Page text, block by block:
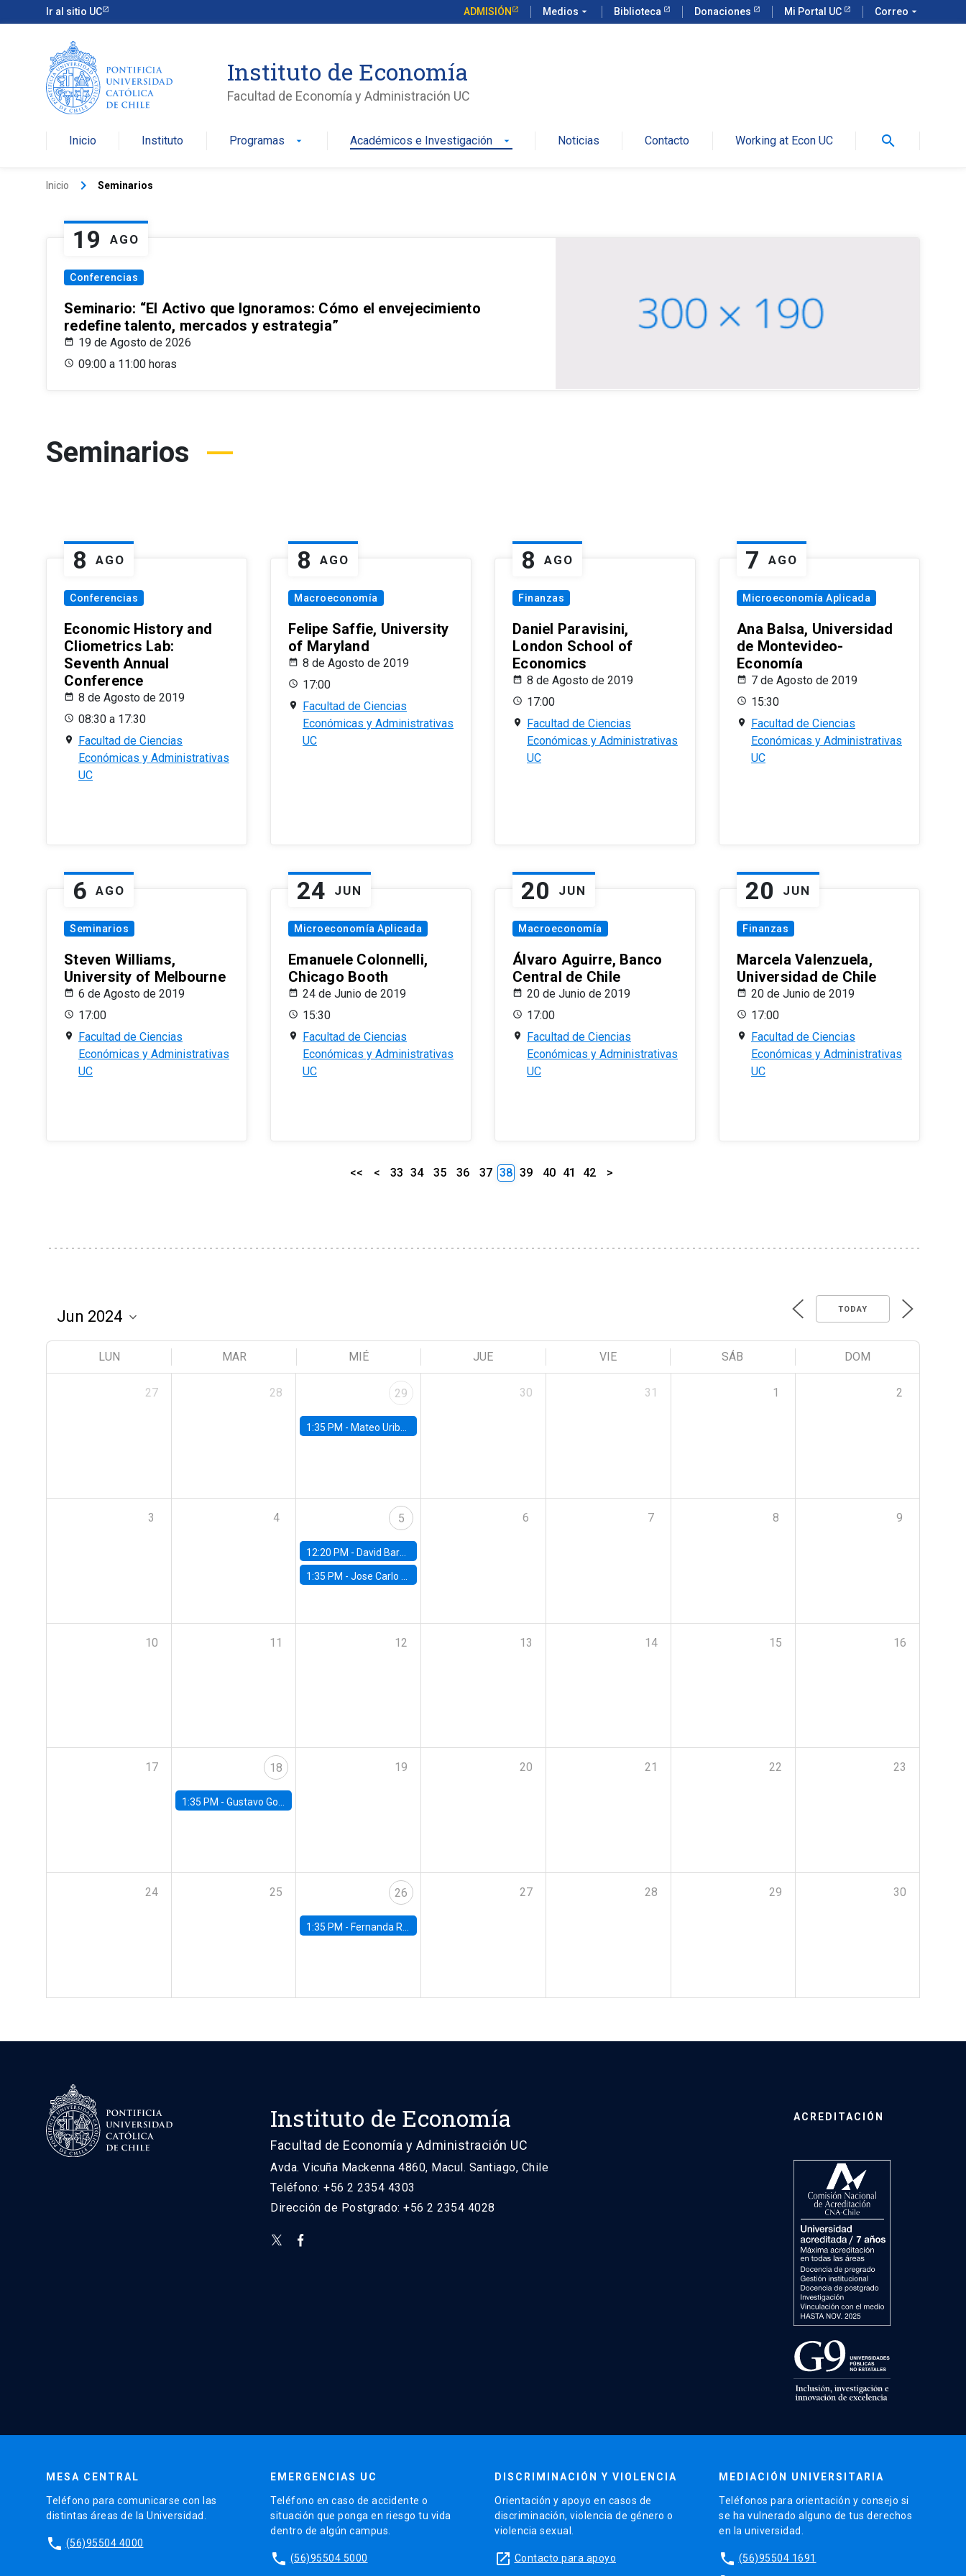
Ir al sitio UC ADMISIÓN Medios arrow_drop_down Biblioteca Donaciones Mi Portal UC Correo arrow_drop_down
Instituto de Economía
Facultad de Economía y Administración UC
Inicio Instituto Programas arrow_drop_down Académicos e Investigación arrow_drop_down Noticias Contacto Working at Econ UC search
Inicio keyboard_arrow_right Seminarios
19 AGO
Conferencias
Seminario: “El Activo que Ignoramos: Cómo el envejecimiento
redefine talento, mercados y estrategia”
19 de Agosto de 2026
09:00 a 11:00 horas
Seminarios
8 AGO
Conferencias
Economic History and
Cliometrics Lab:
Seventh Annual
Conference
8 de Agosto de 2019
08:30 a 17:30
Facultad de Ciencias
Económicas y Administrativas
UC
8 AGO
Macroeconomía
Felipe Saffie, University
of Maryland
8 de Agosto de 2019
17:00
Facultad de Ciencias
Económicas y Administrativas
UC
8 AGO
Finanzas
Daniel Paravisini,
London School of
Economics
8 de Agosto de 2019
17:00
Facultad de Ciencias
Económicas y Administrativas
UC
7 AGO
Microeconomía Aplicada
Ana Balsa, Universidad
de Montevideo-
Economía
7 de Agosto de 2019
15:30
Facultad de Ciencias
Económicas y Administrativas
UC
6 AGO
Seminarios
Steven Williams,
University of Melbourne
6 de Agosto de 2019
17:00
Facultad de Ciencias
Económicas y Administrativas
UC
24 JUN
Microeconomía Aplicada
Emanuele Colonnelli,
Chicago Booth
24 de Junio de 2019
15:30
Facultad de Ciencias
Económicas y Administrativas
UC
20 JUN
Macroeconomía
Álvaro Aguirre, Banco
Central de Chile
20 de Junio de 2019
17:00
Facultad de Ciencias
Económicas y Administrativas
UC
20 JUN
Finanzas
Marcela Valenzuela,
Universidad de Chile
20 de Junio de 2019
17:00
Facultad de Ciencias
Económicas y Administrativas
UC
<< < 33 34 35 36 37 38 39 40 41 42 >
TODAY
LUN MAR MIÉ JUE VIE SÁB DOM
27 28 29
1:35 PM - Mateo Uribe-Castro, Universidad de los Andes (Colombia)
30 31 1 2
3 4 5
12:20 PM - David Bardey, Universidad de los Andes - CEDE
1:35 PM -Jose Carlo Bermudez, UC (ME) & World Bank
6 7 8 9
10 11 12 13 14 15 16
17 18
1:35 PM - Gustavo González, Banco Central de Chile
19 20 21 22 23
24 25 26
1:35 PM - Fernanda Rojas Ampuero, University of Wisconsin-Madison
27 28 29 30
Instituto de Economía
Facultad de Economía y Administración UC
Avda. Vicuña Mackenna 4860, Macul. Santiago, Chile
Teléfono: +56 2 2354 4303
Dirección de Postgrado: +56 2 2354 4028
ACREDITACIÓN
MESA CENTRAL
Teléfono para comunicarse con las
distintas áreas de la Universidad.
phone (56)95504 4000
EMERGENCIAS UC
Teléfono en caso de accidente o
situación que ponga en riesgo tu vida
dentro de algún campus.
phone (56)95504 5000
DISCRIMINACIÓN Y VIOLENCIA
Orientación y apoyo en casos de
discriminación, violencia de género o
violencia sexual.
launch Contacto para apoyo
MEDIACIÓN UNIVERSITARIA
Teléfonos para orientación y consejo si
se ha vulnerado alguno de tus derechos
en la universidad.
phone (56)95504 1691